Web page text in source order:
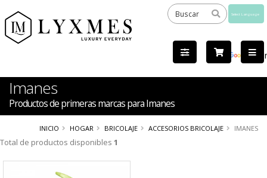
by
Imanes
Productos de primeras marcas para Imanes
INICIO HOGAR BRICOLAJE ACCESORIOS BRICOLAJE IMANES
Total de productos disponibles 1